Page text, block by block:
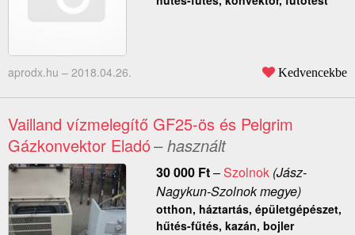
aprodx.hu – 2018.04.26. Kedvencekbe
Vailland vízmelegítő GF25-ös és Pelgrim
Gázkonvektor Eladó– használt
30 000 Ft–Szolnok(Jász-
Nagykun-Szolnok megye)
otthon, háztartás, épületgépészet,
hűtés-fűtés, kazán, bojler